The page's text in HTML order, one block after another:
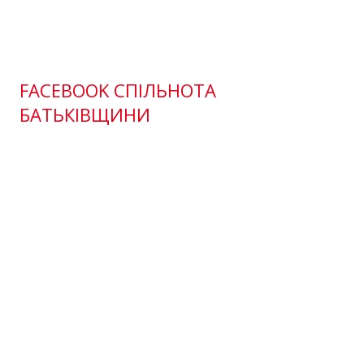
FACEBOOK СПІЛЬНОТА
БАТЬКІВЩИНИ